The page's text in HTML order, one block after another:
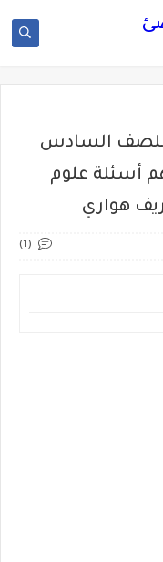
للصف السادس
الترم الثاني 2022، أهم أسئلة علوم
هواري
(1)